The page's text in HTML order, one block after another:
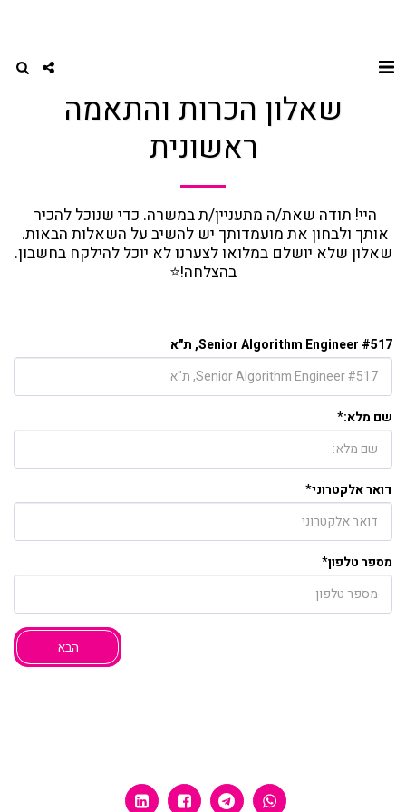
שאלון הכרות והתאמה
ראשונית
בהצלחה!⭐
#517 Senior Algorithm Engineer, ת"א
שם מלא:*
דואר אלקטרוני*
מספר טלפון*
הבא